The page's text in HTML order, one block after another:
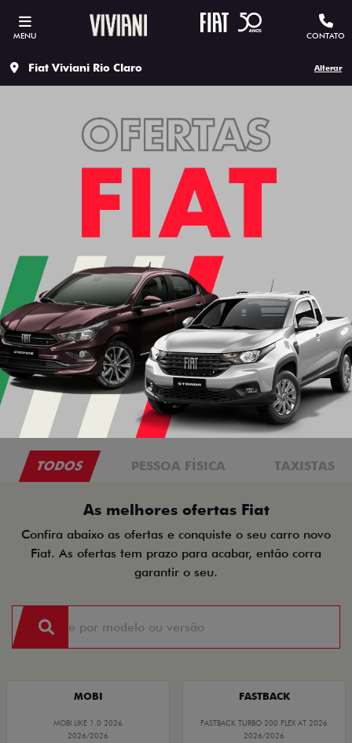
MENU CONTATO
Fiat Viviani Rio Claro Alterar
TODOS PESSOA FÍSICA TAXISTAS
As melhores ofertas Fiat
Confira abaixo as ofertas e conquiste o seu carro novo
Fiat. As ofertas tem prazo para acabar, então corra
garantir o seu.
MOBI
MOBI LIKE 1.0 2026
2026/2026
FASTBACK
FASTBACK TURBO 200 FLEX AT 2026
2026/2026